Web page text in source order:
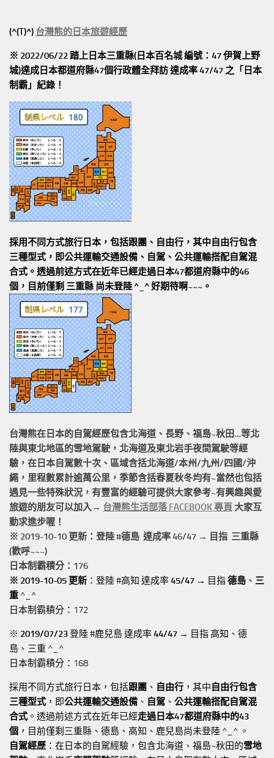
(^(T)^) 台灣熊的日本旅遊經歷
※ 2022/06/22 踏上日本三重縣(日本百名城 編號：47 伊賀上野
城)達成日本都道府縣47個行政體全拜訪達成率 47/47 之「日本
制霸」紀錄！
採用不同方式旅行日本，包括跟團、自由行，其中自由行包含
三種型式，即公共運輸交通設備、自駕、公共運輸搭配自駕混
合式。透過前述方式在近年已經走過日本47都道府縣中的46
個，目前僅剩 三重縣 尚未登陸 ^_^ 好期待啊~~~。
台灣熊在日本的自駕經歷包含北海道、長野、福島~秋田…等北
陸與東北地區的雪地駕駛 ，北海道及東北岩手夜間駕駛等經
驗，在日本自駕數十次、區域含括北海道/本州/九州/四國/沖
繩， 里程數累計逾萬公里 ，季節含括春夏秋冬均有~當然也包括
遇見一些特殊狀況，有豐富的經驗可提供大家參考~有興趣與愛
旅遊的朋友可以加入→ 台灣熊生活部落 FACEBOOK 專頁 大家互
動求進步喔！
※ 2019-10-10 更新：登陸 #德島 達成率 46/47 → 目指 三重縣
(歡呼~~~)
日本制霸積分：176
※ 2019-10-05 更新 ：登陸 #高知 達成率45/47 → 目指德島 、 三
重 ^_^
日本制霸積分：172
※ 2019/07/23登陸 #鹿兒島 達成率44/47 → 目指 高知、德
島、三重 ^_^
日本制霸積分：168
採用不同方式旅行日本，包括跟團 、 自由行 ，其中自由行包含
三種型式 ，即公共運輸交通設備 、 自駕 、 公共運輸搭配自駕混
合式 。透過前述方式在近年已經走過日本47都道府縣中的43
個 ，目前僅剩三重縣、德島、高知、鹿兒島尚未登陸 ^_^ 。
自駕經歷 ：在日本的自駕經驗，包含北海道、福島~秋田的雪地